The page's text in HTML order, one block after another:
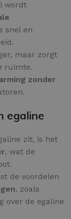
wordt
snel en
maar zorgt
ruimte.
zonder
egaline
zit, is het
, wat de
de voordelen
, zoals
over de egaline